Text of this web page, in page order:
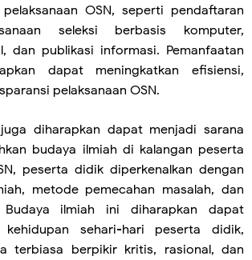
OSN, seperti pendaftaran
seleksi berbasis komputer,
dan publikasi informasi. Pemanfaatan
dapat meningkatkan efisiensi,
pelaksanaan OSN.
diharapkan dapat menjadi sarana
budaya ilmiah di kalangan peserta
peserta didik diperkenalkan dengan
metode pemecahan masalah, dan
Budaya ilmiah ini diharapkan dapat
sehari-hari peserta didik,
terbiasa berpikir kritis, rasional, dan